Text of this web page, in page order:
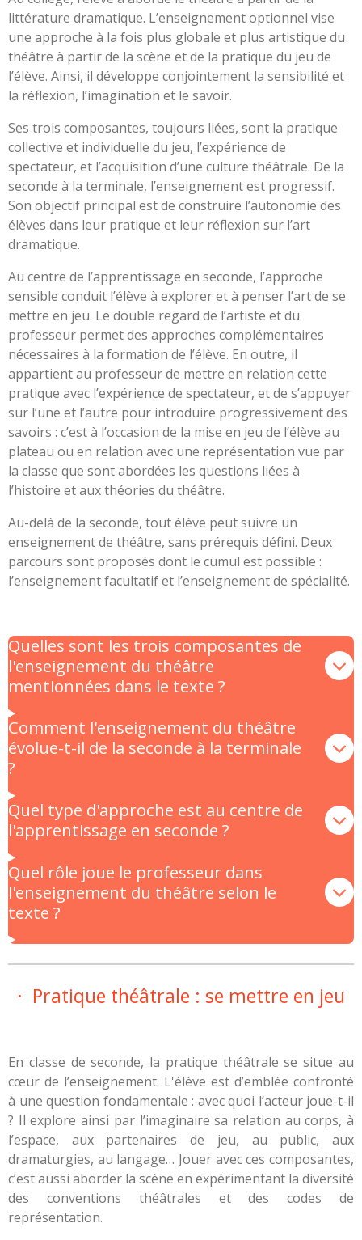
littérature dramatique. L’enseignement optionnel vise
une approche à la fois plus globale et plus artistique du
théâtre à partir de la scène et de la pratique du jeu de
l’élève. Ainsi, il développe conjointement la sensibilité et
la réflexion, l’imagination et le savoir.
Ses trois composantes, toujours liées, sont la pratique
collective et individuelle du jeu, l’expérience de
spectateur, et l’acquisition d’une culture théâtrale. De la
seconde à la terminale, l’enseignement est progressif.
Son objectif principal est de construire l’autonomie des
élèves dans leur pratique et leur réflexion sur l’art
dramatique.
Au centre de l’apprentissage en seconde, l’approche
sensible conduit l’élève à explorer et à penser l’art de se
mettre en jeu. Le double regard de l’artiste et du
professeur permet des approches complémentaires
nécessaires à la formation de l’élève. En outre, il
appartient au professeur de mettre en relation cette
pratique avec l’expérience de spectateur, et de s’appuyer
sur l’une et l’autre pour introduire progressivement des
savoirs : c’est à l’occasion de la mise en jeu de l’élève au
plateau ou en relation avec une représentation vue par
la classe que sont abordées les questions liées à
l’histoire et aux théories du théâtre.
Au-delà de la seconde, tout élève peut suivre un
enseignement de théâtre, sans prérequis défini. Deux
parcours sont proposés dont le cumul est possible :
l’enseignement facultatif et l’enseignement de spécialité.
Quelles sont les trois composantes de
l'enseignement du théâtre
mentionnées dans le texte ?
Comment l'enseignement du théâtre
évolue-t-il de la seconde à la terminale
?
Quel type d'approche est au centre de
l'apprentissage en seconde ?
Quel rôle joue le professeur dans
l'enseignement du théâtre selon le
texte ?
· Pratique théâtrale : se mettre en jeu
En classe de seconde, la pratique théâtrale se situe au
cœur de l’enseignement. L'élève est d’emblée confronté
à une question fondamentale : avec quoi l’acteur joue-t-il
? Il explore ainsi par l’imaginaire sa relation au corps, à
l’espace, aux partenaires de jeu, au public, aux
dramaturgies, au langage… Jouer avec ces composantes,
c’est aussi aborder la scène en expérimentant la diversité
des conventions théâtrales et des codes de
représentation.